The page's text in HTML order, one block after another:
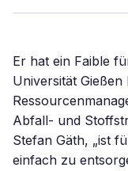
Er hat ein Faible
Universität
Abfall- und
Stefan Gäth, „ist
einfach zu